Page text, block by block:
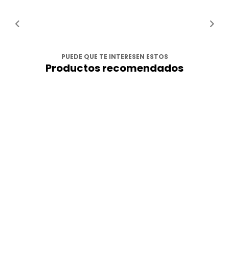
PUEDE QUE TE INTERESEN ESTOS
Productos recomendados